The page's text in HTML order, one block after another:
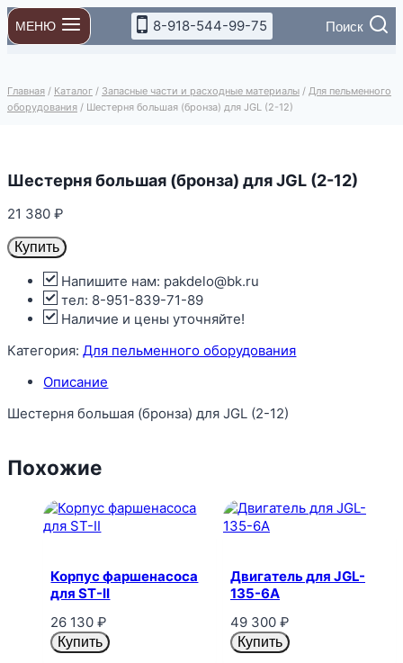
Перейти
к
содержимому
МЕНЮ 8-918-544-99-75 Поиск
Главная / Каталог / Запасные части и расходные материалы / Для пельменного
оборудования / Шестерня большая (бронза) для JGL (2-12)
Шестерня большая (бронза) для JGL (2-12)
21 380₽
Купить
Напишите нам: pakdelo@bk.ru
тел: 8-951-839-71-89
Наличие и цены уточняйте!
Категория:Для пельменного оборудования
Описание
Шестерня большая (бронза) для JGL (2-12)
Похожие
Корпус фаршенасоса
для ST-II
26 130₽
Купить
Двигатель для JGL-
135-6A
49 300 ₽
Купить